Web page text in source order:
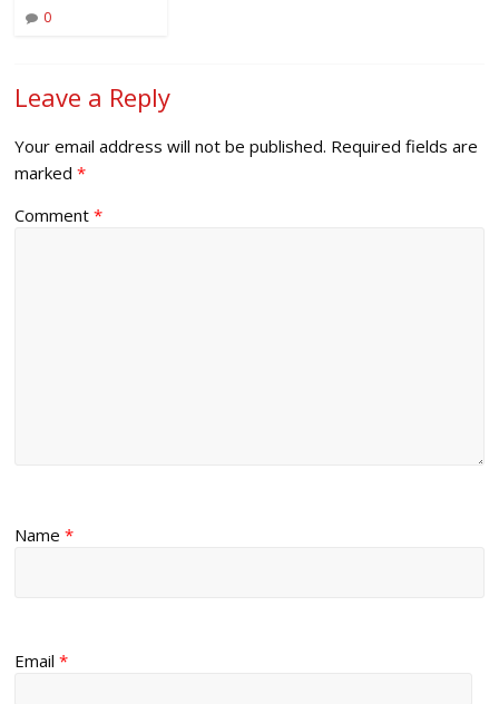
0
Leave a Reply
Your email address will not be published. Required fields are
marked*
Comment*
Name*
Email*